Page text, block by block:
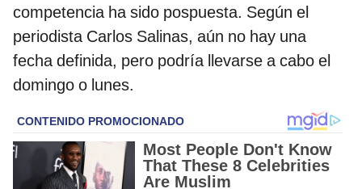
competencia ha sido pospuesta. Según el
periodista Carlos Salinas, aún no hay una
fecha definida, pero podría llevarse a cabo el
domingo o lunes.